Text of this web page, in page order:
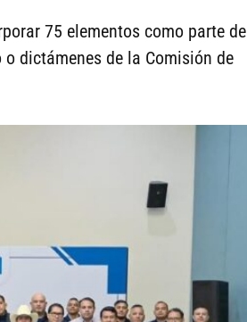
75 elementos como parte de
dictámenes de la Comisión de